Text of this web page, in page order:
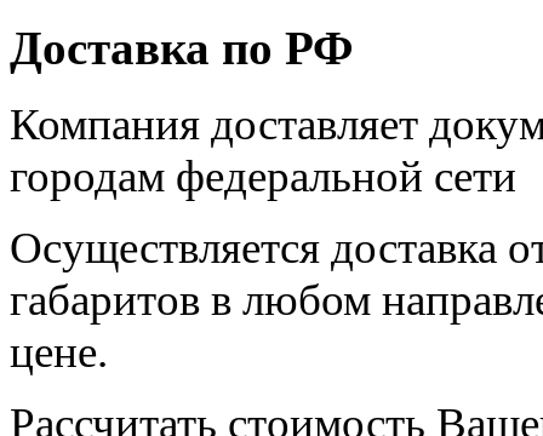
Доставка по РФ
Компания доставляет
городам федеральной сети
Осуществляется доставка
габаритов в любом
цене.
Рассчитать стоимость